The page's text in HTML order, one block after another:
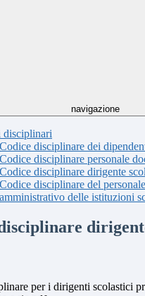
navigazione
disciplinari
Codice disciplinare dei
Codice disciplinare personale
Codice disciplinare dirigente
Codice disciplinare del
amministrativo delle istituzioni
per i dirigenti scolastici